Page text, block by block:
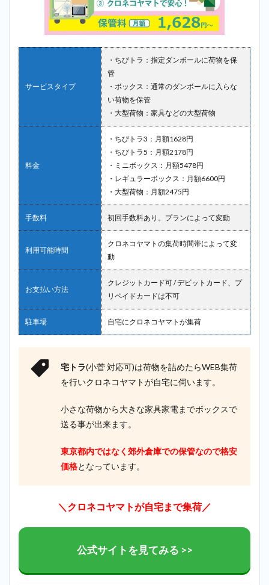
サービスタイプ
・ちびトラ：指定ダンボールに荷物を保
管
・ボックス：通常のダンボールに入らな
い荷物を保管
・大型荷物：家具などの大型荷物
料金
・ちびトラ3：月額1628円
・ちびトラ5：月額2178円
・ミニボックス：月額5478円
・レギュラーボックス：月額6600円
・大型荷物：月額2475円
手数料 初回手数料あり。プランによって変動
利用可能時間
クロネコヤマトの集荷時間帯によって変
動
お支払い方法
クレジットカード可 / デビットカード、プ
リペイドカードは不可
駐車場 自宅にクロネコヤマトが集荷
宅トラ(小菅 対応可)は荷物を詰めたらWEB集荷
を行いクロネコヤマトが自宅に伺います。
小さな荷物から大きな家具家電までボックスで
送る事が出来ます。
東京都内ではなく郊外倉庫での保管なので格安
価格となっています。
＼クロネコヤマトが自宅まで集荷／
公式サイトを見てみる >>